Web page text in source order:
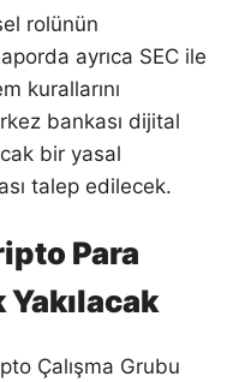
rolünün
ayrıca SEC ile
kurallarını
bankası dijital
bir yasal
talep edilecek.
Para
Çalışma Grubu